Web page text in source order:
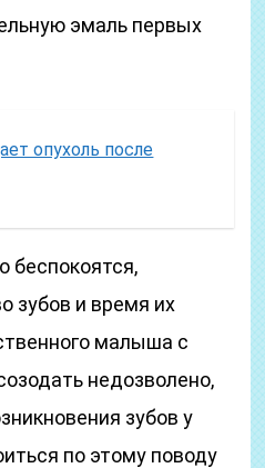
эмаль первых
опухоль после
беспокоятся,
зубов и время их
малыша с
недозволено,
зубов у
по этому поводу